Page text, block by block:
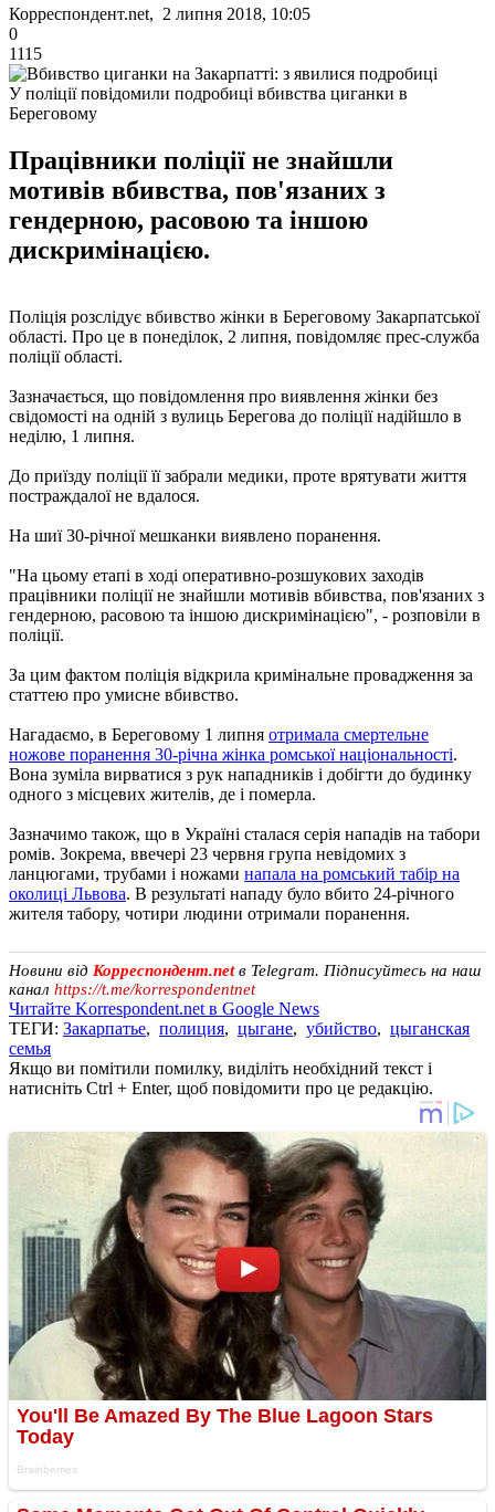
Корреспондент.net, 2 липня 2018, 10:05
0
1115
У поліції повідомили подробиці вбивства циганки в
Береговому
Працівники поліції не знайшли
мотивів вбивства, пов'язаних з
гендерною, расовою та іншою
дискримінацією.
Поліція розслідує вбивство жінки в Береговому Закарпатської
області. Про це в понеділок, 2 липня, повідомляє прес-служба
поліції області.
Зазначається, що повідомлення про виявлення жінки без
свідомості на одній з вулиць Берегова до поліції надійшло в
неділю, 1 липня.
До приїзду поліції її забрали медики, проте врятувати життя
постраждалої не вдалося.
На шиї 30-річної мешканки виявлено поранення.
"На цьому етапі в ході оперативно-розшукових заходів
працівники поліції не знайшли мотивів вбивства, пов'язаних з
гендерною, расовою та іншою дискримінацією", - розповіли в
поліції.
За цим фактом поліція відкрила кримінальне провадження за
статтею про умисне вбивство.
Нагадаємо, в Береговому 1 липня отримала смертельне
ножове поранення 30-річна жінка ромської національності.
Вона зуміла вирватися з рук нападників і добігти до будинку
одного з місцевих жителів, де і померла.
Зазначимо також, що в Україні сталася серія нападів на табори
ромів. Зокрема, ввечері 23 червня група невідомих з
ланцюгами, трубами і ножами напала на ромський табір на
околиці Львова. В результаті нападу було вбито 24-річного
жителя табору, чотири людини отримали поранення.
Новини від Корреспондент.netв Telegram. Підписуйтесь на наш
канал https://t.me/korrespondentnet
Читайте Korrespondent.net в Google News
ТЕГИ: Закарпатье, полиция, цыгане, убийство, цыганская
семья
Якщо ви помітили помилку, виділіть необхідний текст і
натисніть Ctrl + Enter, щоб повідомити про це редакцію.